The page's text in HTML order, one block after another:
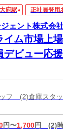
大府駅 正社員登用
ェント株式会
イム市場上
デビュー応
ッフ (2)倉庫スタ
円〜1,700円 (2)